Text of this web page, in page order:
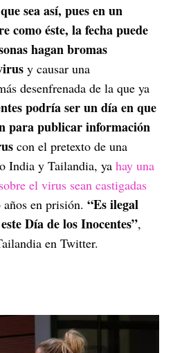
sea así, pues en un
como éste, la fecha puede
hagan bromas
y causar una
desenfrenada de la que ya
podría ser un día en que
para publicar información
con el pretexto de una
India y Tailandia, ya hay una
el virus sean castigadas
en prisión. “Es ilegal
Día de los Inocentes”,
en Twitter.